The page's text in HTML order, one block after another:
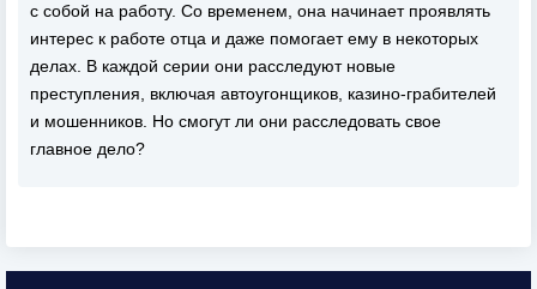
с собой на работу. Со временем, она начинает проявлять
интерес к работе отца и даже помогает ему в некоторых
делах. В каждой серии они расследуют новые
преступления, включая автоугонщиков, казино-грабителей
и мошенников. Но смогут ли они расследовать свое
главное дело?